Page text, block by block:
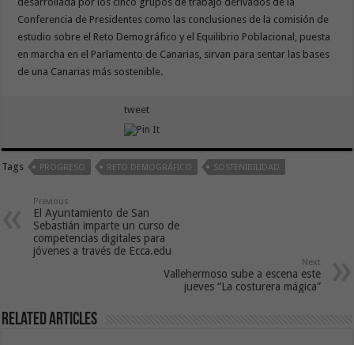
Conferencia de Presidentes como las conclusiones de la comisión de
estudio sobre el Reto Demográfico y el Equilibrio Poblacional, puesta
en marcha en el Parlamento de Canarias, sirvan para sentar las bases
de una Canarias más sostenible.
tweet
Tags PROGRESO RETO DEMOGRÁFICO SOSTENIBILIDAD
Previous
El Ayuntamiento de San
Sebastián imparte un curso de
competencias digitales para
jóvenes a través de Ecca.edu
Next
Vallehermoso sube a escena este
jueves “La costurera mágica”
Related Articles